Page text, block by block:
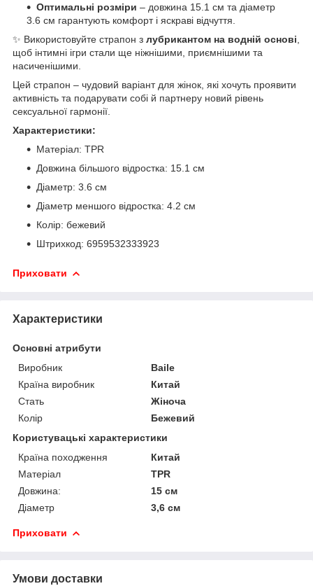
Оптимальні розміри – довжина 15.1 см та діаметр
3.6 см гарантують комфорт і яскраві відчуття.
✨ Використовуйте страпон з лубрикантом на водній основі
щоб інтимні ігри стали ще ніжнішими, приємнішими та
насиченішими.
Цей страпон – чудовий варіант для жінок, які хочуть проявити
активність та подарувати собі й партнеру новий рівень
сексуальної гармонії.
Характеристики:
Матеріал: TPR
Довжина більшого відростка: 15.1 см
Діаметр: 3.6 см
Діаметр меншого відростка: 4.2 см
Колір: бежевий
Штрихкод: 6959532333923
Приховати
Характеристики
Основні атрибути
Виробник
Baile
Країна виробник
Китай
Стать
Жіноча
Колір
Бежевий
Користувацькі характеристики
Країна походження
Китай
Матеріал
TPR
Довжина:
15 см
Діаметр
3,6 см
Приховати
Умови доставки